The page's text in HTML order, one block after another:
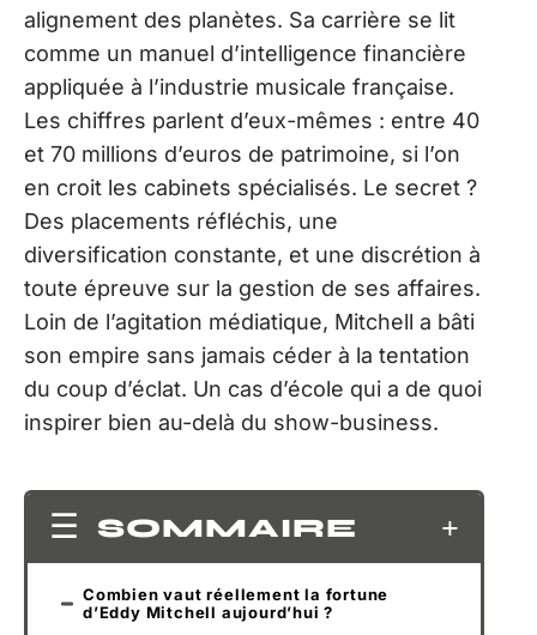
alignement des planètes. Sa carrière se lit
comme un manuel d’intelligence financière
appliquée à l’industrie musicale française.
Les chiffres parlent d’eux-mêmes : entre 40
et 70 millions d’euros de patrimoine, si l’on
en croit les cabinets spécialisés. Le secret ?
Des placements réfléchis, une
diversification constante, et une discrétion à
toute épreuve sur la gestion de ses affaires.
Loin de l’agitation médiatique, Mitchell a bâti
son empire sans jamais céder à la tentation
du coup d’éclat. Un cas d’école qui a de quoi
inspirer bien au-delà du show-business.
SOMMAIRE
Combien vaut réellement la fortune
d’Eddy Mitchell aujourd’hui ?